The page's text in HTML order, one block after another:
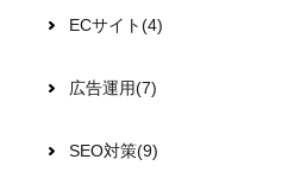
ECサイト(4)
広告運用(7)
SEO対策(9)